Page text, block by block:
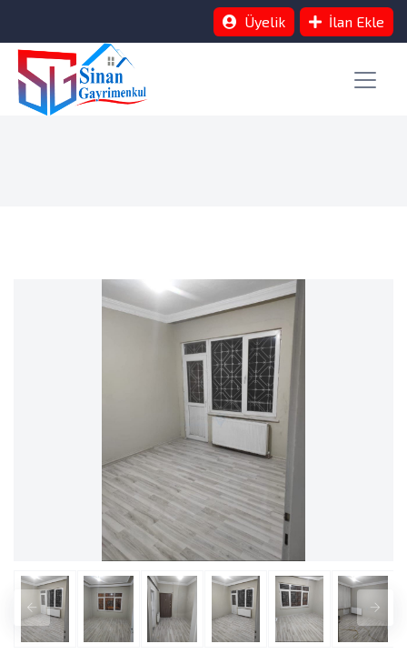
Üyelik İlan Ekle